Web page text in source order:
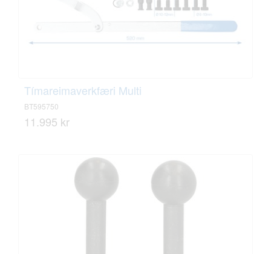
Tímareimaverkfæri Multi
BT595750
11.995 kr